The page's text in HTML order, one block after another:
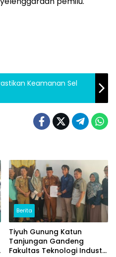
Keamanan Sel
Berita
Tiyuh Gunung Katun
Tanjungan Gandeng
Fakultas Teknologi Industri